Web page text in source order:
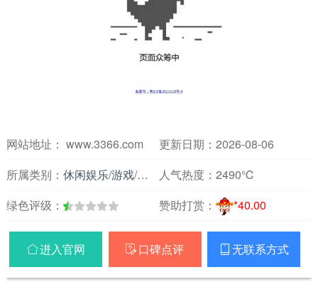
网站地址： www.3366.com
更新日期：2026-08-06
所属类别： 休闲娱乐/游戏/休闲小游戏
人气热度： 2490℃
绿色评级：
赞助打赏： *40.00
进入官网  口碑点评  无联系方式